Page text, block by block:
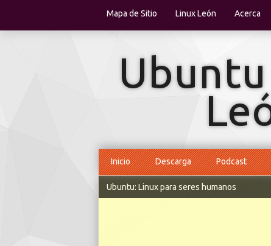
Mapa de Sitio Linux León Acerca
Inicio Descarga Podcast
Ubuntu: Linux para seres humanos